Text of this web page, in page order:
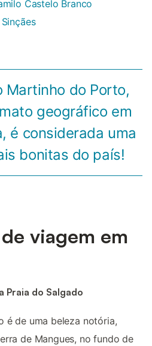
Castelo Branco
Martinho do Porto,
geográfico em
é considerada uma
bonitas do país!
viagem em
Praia do Salgado
é de uma beleza notória,
de Mangues, no fundo de